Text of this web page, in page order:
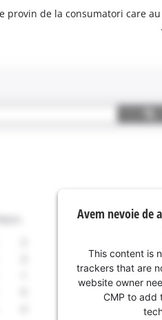
provin de la consumatori care
Avem nevoie de
This content is
trackers that are
website owner
CMP to add